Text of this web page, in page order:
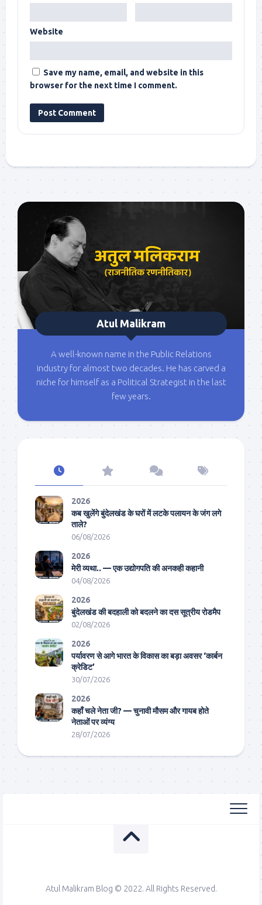
Website
Save my name, email, and website in this
browser for the next time I comment.
Atul Malikram
A well-known name in the Public Relations
industry for almost two decades. He has carved a
niche for himself as a Political Strategist in the last
few years.
2026
कब खुलेंगे बुंदेलखंड के घरों में लटके पलायन के जंग लगे
ताले?
06/08/2026
2026
मेरी व्यथा.. — एक उद्योगपति की अनकही कहानी
04/08/2026
2026
बुंदेलखंड की बदहाली को बदलने का दस सूत्रीय रोडमैप
02/08/2026
2026
पर्यावरण से आगे भारत के विकास का बड़ा अवसर ‘कार्बन
क्रेडिट’
30/07/2026
2026
कहाँ चले नेता जी? — चुनावी मौसम और गायब होते
नेताओं पर व्यंग्य
28/07/2026
Atul Malikram Blog © 2022. All Rights Reserved.